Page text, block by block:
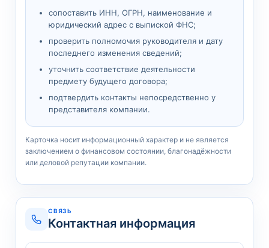
сопоставить ИНН, ОГРН, наименование и
юридический адрес с выпиской ФНС;
проверить полномочия руководителя и дату
последнего изменения сведений;
уточнить соответствие деятельности
предмету будущего договора;
подтвердить контакты непосредственно у
представителя компании.
Карточка носит информационный характер и не является
заключением о финансовом состоянии, благонадёжности
или деловой репутации компании.
СВЯЗЬ
Контактная информация